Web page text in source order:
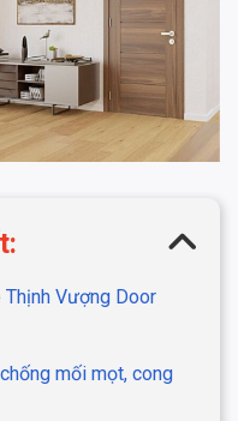
Thịnh Vượng Door
mối mọt, cong